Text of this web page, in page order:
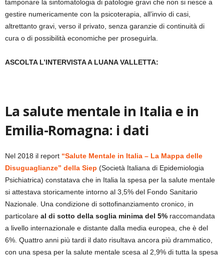
tamponare la sintomatologia di patologie gravi che non si riesce a
gestire numericamente con la psicoterapia, all’invio di casi,
altrettanto gravi, verso il privato, senza garanzie di continuità di
cura o di possibilità economiche per proseguirla.
ASCOLTA L’INTERVISTA A LUANA VALLETTA:
La salute mentale in Italia e in
Emilia-Romagna: i dati
Nel 2018 il report “Salute Mentale in Italia – La Mappa delle
Disuguaglianze” della Siep (Società Italiana di Epidemiologia
Psichiatrica) constatava che in Italia la spesa per la salute mentale
si attestava storicamente intorno al 3,5% del Fondo Sanitario
Nazionale. Una condizione di sottofinanziamento cronico, in
particolare al di sotto della soglia minima del 5% raccomandata
a livello internazionale e distante dalla media europea, che è del
6%. Quattro anni più tardi il dato risultava ancora più drammatico,
con una spesa per la salute mentale scesa al 2,9% di tutta la spesa